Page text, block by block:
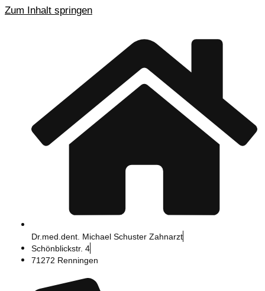
Zum Inhalt springen
Dr.med.dent. Michael Schuster Zahnarzt
Schönblickstr. 4
71272 Renningen